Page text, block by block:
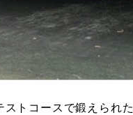
トコースで鍛えられた